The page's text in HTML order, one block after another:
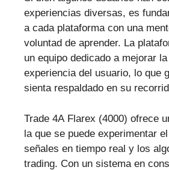
experiencias diversas, es
a cada plataforma con una
voluntad de aprender. La
un equipo dedicado a mejorar
experiencia del usuario, lo que
sienta respaldado en su
Trade 4A Flarex (4000) ofrece
la que se puede experimentar
señales en tiempo real y los
trading. Con un sistema en